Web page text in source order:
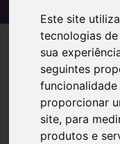
Este site
tecnologias
sua
seguintes
proporcionar
site, para
produtos e